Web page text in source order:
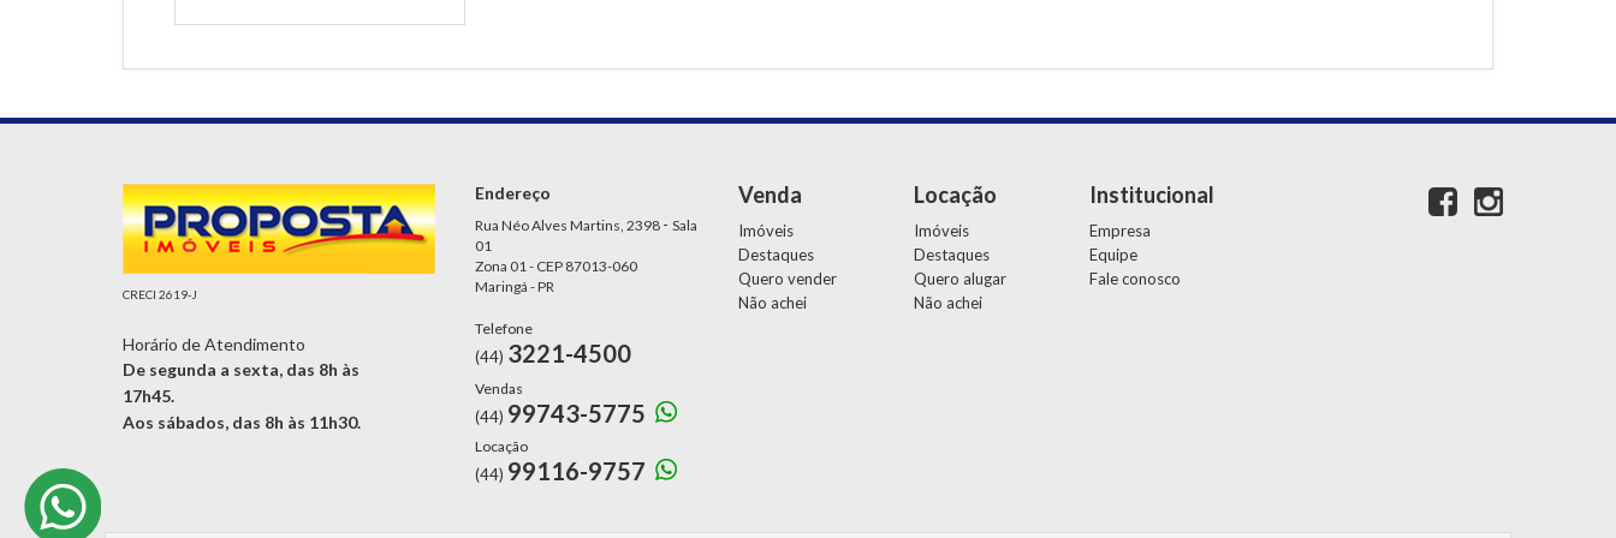
CRECI 2619-J
Horário de Atendimento
De segunda a sexta, das 8h às
17h45.
Aos sábados, das 8h às 11h30.
Endereço
Rua Néo Alves Martins, 2398 - Sala
01
Zona 01 - CEP 87013-060
Maringá - PR
Telefone
(44) 3221-4500
Vendas
(44) 99743-5775
Locação
(44) 99116-9757
Venda
Imóveis
Destaques
Quero vender
Não achei
Locação
Imóveis
Destaques
Quero alugar
Não achei
Institucional
Empresa
Equipe
Fale conosco